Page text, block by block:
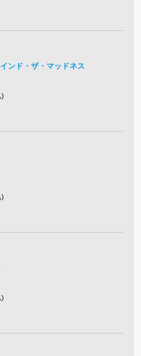
ンド・ザ・マッドネス
)
)
)